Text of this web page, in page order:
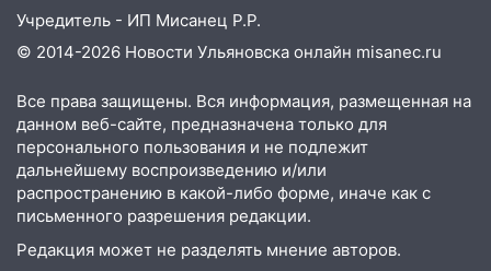
2027 года импорт, выпуск и обращение
бензина Евро 2, Евро 3, Евро 4
11:12 Соцсети: на Рябикова автомобиль
врезался в забор
10:27 Где есть бензин в Ульяновске
днем 6 августа: список АЗС
10:16 Внимание! В Ульяновской области
объявлена ракетная опасность
Учредитель - ИП Мисанец Р.Р.
© 2014-2026 Новости Ульяновска онлайн misanec.ru
Все права защищены. Вся информация, размещенная на
данном веб-сайте, предназначена только для
персонального пользования и не подлежит
дальнейшему воспроизведению и/или
распространению в какой-либо форме, иначе как с
письменного разрешения редакции.
Редакция может не разделять мнение авторов.